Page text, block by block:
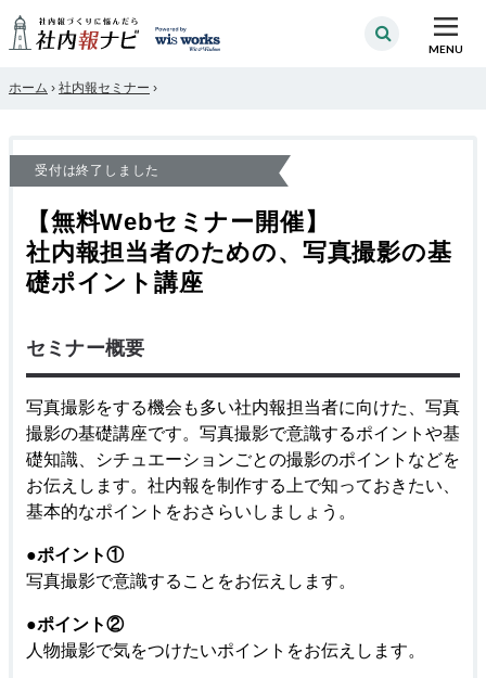
MENU
ホーム › 社内報セミナー ›
受付は終了しました
【無料Webセミナー開催】
社内報担当者のための、写真撮影の基
礎ポイント講座
セミナー概要
写真撮影をする機会も多い社内報担当者に向けた、写真
撮影の基礎講座です。写真撮影で意識するポイントや基
礎知識、シチュエーションごとの撮影のポイントなどを
お伝えします。社内報を制作する上で知っておきたい、
基本的なポイントをおさらいしましょう。
●ポイント①
写真撮影で意識することをお伝えします。
●ポイント②
人物撮影で気をつけたいポイントをお伝えします。